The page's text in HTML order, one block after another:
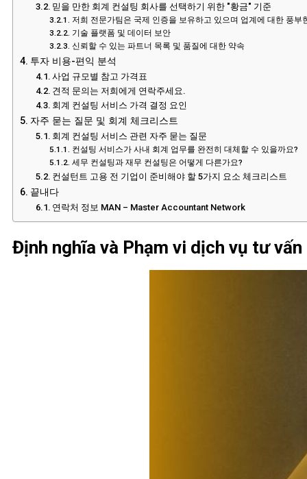
믿을 만한 회계 컨설팅 회사를 선택하기 위한 "황금" 기준
저희 전문가팀은 국제 인증을 보유하고 있으며 업계에 대한 풍부
기술 플랫폼 및 데이터 보안
신뢰할 수 있는 파트너 목록 및 품질에 대한 약속
투자 비용-편익 분석
사업 규모별 참고 가격표
견적 문의는 저희에게 연락주세요.
회계 컨설팅 서비스 가격 결정 요인
자주 묻는 질문 및 회계 체크리스트
회계 컨설팅 서비스 관련 자주 묻는 질문
컨설팅 서비스가 사내 회계 업무를 완전히 대체할 수 있을까요?
세무 컨설팅과 재무 컨설팅은 어떻게 다른가요?
컨설턴트 고용 전 기업이 준비해야 할 5가지 요소 체크리스트
끝내다
연락처 정보 MAN – Master Accountant Network
Định nghĩa và Phạm vi dịch vụ tư